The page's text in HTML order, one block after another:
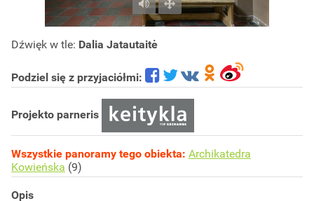
Dźwięk w tle: Dalia Jatautaitė
Podziel się z przyjaciółmi:
Projekto parneris
Wszystkie panoramy tego obiekta: Archikatedra
Kowieńska (9)
Opis